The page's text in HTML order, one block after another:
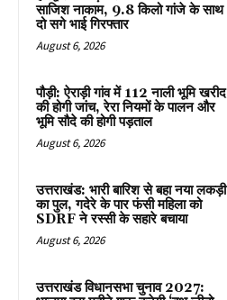
साजिश नाकाम, 9.8 किलो गांजे के साथ
दो सगे भाई गिरफ्तार
August 6, 2026
पौड़ी: ऐराड़ी गांव में 112 नाली भूमि खरीद
की होगी जांच, रेरा नियमों के पालन और
भूमि सौदे की होगी पड़ताल
August 6, 2026
उत्तराखंड: भारी बारिश से बहा नया लकड़ी
का पुल, गदेरे के पार फंसी महिला को
SDRF ने रस्सी के सहारे बचाया
August 6, 2026
उत्तराखंड विधानसभा चुनाव 2027: